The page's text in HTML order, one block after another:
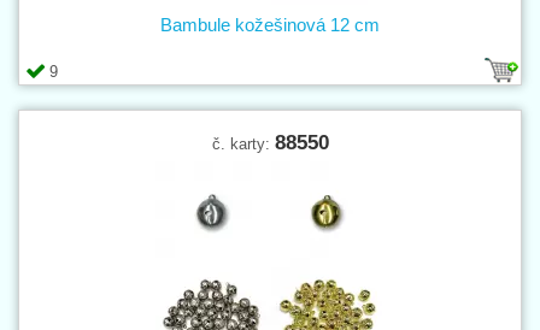
9
Bambule kožešinová 12 cm
č. karty: 88550